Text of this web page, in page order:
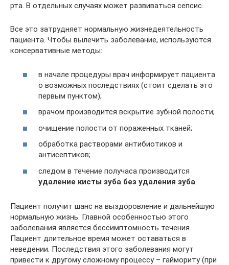
рта. В отдельных случаях может развиваться сепсис.
Все это затрудняет нормальную жизнедеятельность
пациента. Чтобы вылечить заболевание, используются
консервативные методы:
в начале процедуры врач информирует пациента
о возможных последствиях (стоит сделать это
первым пунктом);
врачом производится вскрытие зубной полости;
очищение полости от пораженных тканей;
обработка растворами антибиотиков и
антисептиков;
следом в течение получаса производится
удаление кисты зуба без удаления зуба
Пациент получит шанс на выздоровление и дальнейшую
нормальную жизнь. Главной особенностью этого
заболевания является бессимптомность течения.
Пациент длительное время может оставаться в
неведении. Последствия этого заболевания могут
привести к другому сложному процессу – гаймориту (при